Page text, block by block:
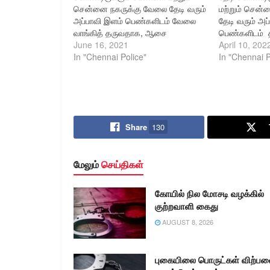
சென்னை நகருக்கு வேலை தேடி வரும்
அப்பாவி இளம் பெண்களிடம் வேலை
வாங்கித் தருவதாக, ஆசை
வார்த்தைகள் கூறி அழைத்துச்
சென்று அவர்களை கட்டாயப்படுத்தி
திரு.சங்கர் ஜிவால், இ.கா.ப அவர்கள்
உத்தரவிட்டுள்ளதின் தொடர்ச்சியாக,
F3 நுங்கம்பாக்கம் காவல் நிலைய
June 16, 2021
In "Chennai Police"
மற்றும்
தேடி வரும்
பெண்களிடம்
வேலை
தகவலின்
நடவடிக்கை
April 10,
In "Chennai
Share 130
மேலும்செய்திகள்
கோயில் நில மோசடி வழக்கில்
குற்றவாளி கைது
AUGUST 8, 2026
புகையிலை பொருட்கள்